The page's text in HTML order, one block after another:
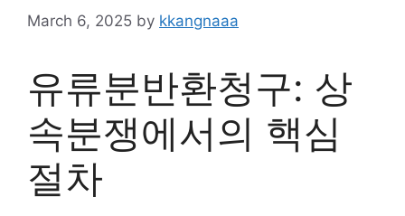
March 6, 2025 by kkangnaaa
유류분반환청구: 상
속분쟁에서의 핵심
절차